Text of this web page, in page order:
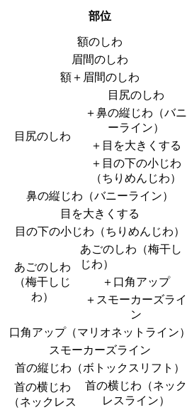
部位
額のしわ
眉間のしわ
額＋眉間のしわ
目尻のしわ
目尻のしわ
＋鼻の縦じわ（バニ
ーライン）
＋目を大きくする
＋目の下の小じわ
（ちりめんじわ）
鼻の縦じわ（バニーライン）
目を大きくする
目の下の小じわ（ちりめんじわ）
あごのしわ
（梅干しじ
わ）
あごのしわ（梅干し
じわ）
＋口角アップ
＋スモーカーズライ
ン
口角アップ（マリオネットライン）
スモーカーズライン
首の縦じわ（ボトックスリフト）
首の横じわ
（ネックレス
首の横じわ（ネック
レスライン）